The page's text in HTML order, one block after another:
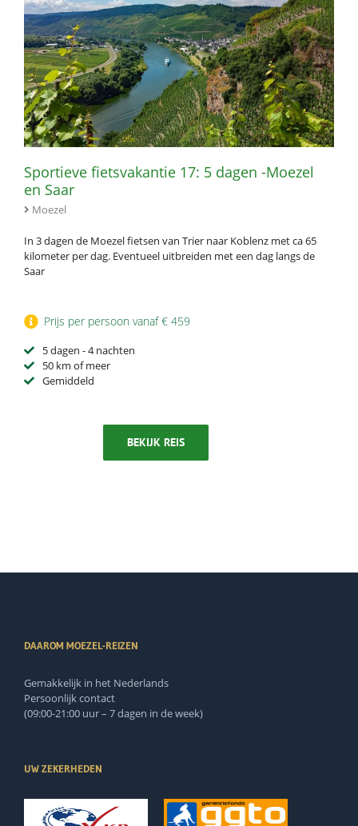
Sportieve fietsvakantie 17: 5 dagen -Moezel
en Saar
Moezel
In 3 dagen de Moezel fietsen van Trier naar Koblenz met ca 65
kilometer per dag. Eventueel uitbreiden met een dag langs de
Saar
Prijs per persoon vanaf € 459
5 dagen - 4 nachten
50 km of meer
Gemiddeld
BEKIJK REIS
DAAROM MOEZEL-REIZEN
Gemakkelijk in het Nederlands
Persoonlijk contact
(09:00-21:00 uur – 7 dagen in de week)
UW ZEKERHEDEN